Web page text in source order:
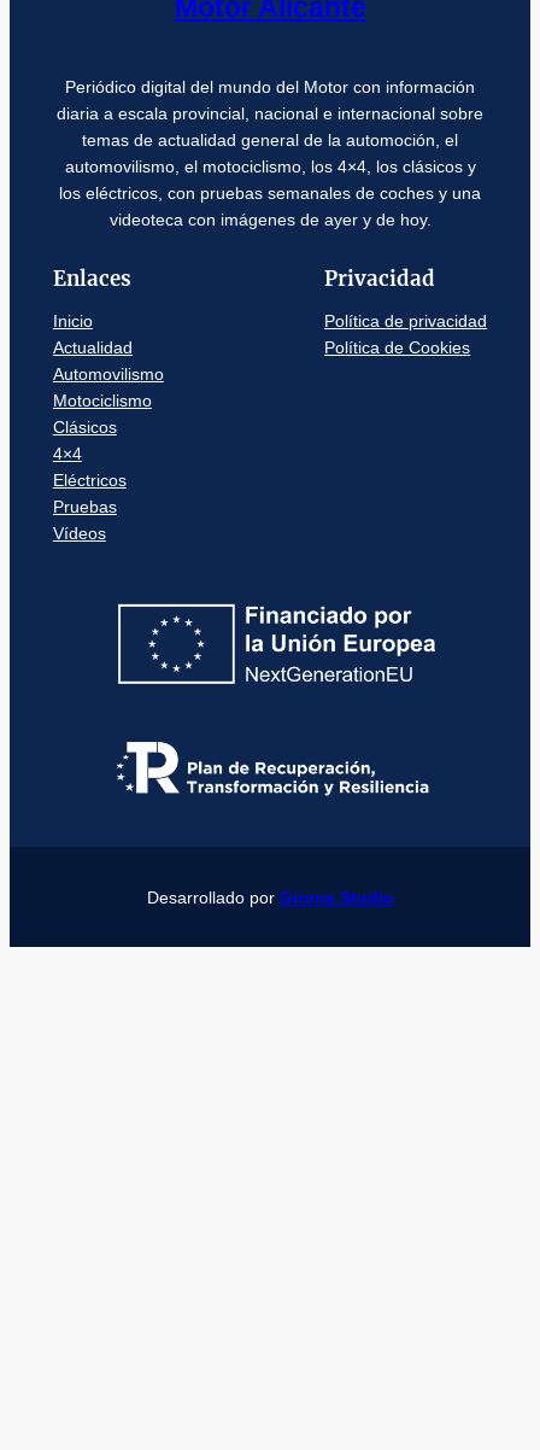
Motor Alicante
Periódico digital del mundo del Motor con información
diaria a escala provincial, nacional e internacional sobre
temas de actualidad general de la automoción, el
automovilismo, el motociclismo, los 4×4, los clásicos y
los eléctricos, con pruebas semanales de coches y una
videoteca con imágenes de ayer y de hoy.
Enlaces
Inicio
Actualidad
Automovilismo
Motociclismo
Clásicos
4×4
Eléctricos
Pruebas
Vídeos
Privacidad
Política de privacidad
Política de Cookies
Desarrollado por Girona Studio